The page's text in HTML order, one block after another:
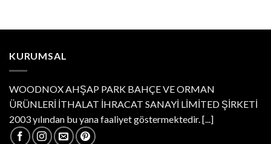
KURUMSAL
WOODNOX AHŞAP PARK BAHÇE VE ORMAN
ÜRÜNLERİ İTHALAT İHRACAT SANAYİ LİMİTED ŞİRKETİ
2003 yılından bu yana faaliyet göstermektedir. [...]